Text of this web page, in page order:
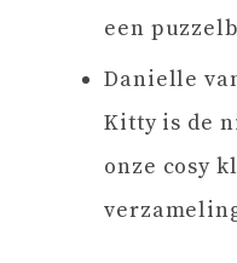
een
Danielle
Kitty is de
onze cosy